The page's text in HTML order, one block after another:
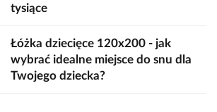
tysiące
Łóżka dziecięce 120x200 - jak
wybrać idealne miejsce do snu dla
Twojego dziecka?